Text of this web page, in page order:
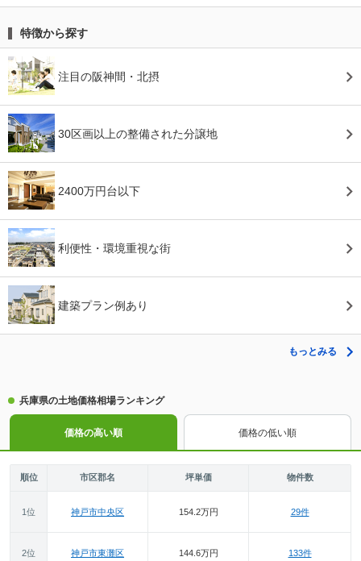
特徴から探す
注目の阪神間・北摂
30区画以上の整備された分譲地
2400万円台以下
利便性・環境重視な街
建築プラン例あり
もっとみる
兵庫県の土地価格相場ランキング
価格の高い順 価格の低い順
順位 市区郡名 坪単価 物件数
1位 神戸市中央区 154.2万円 29件
2位 神戸市東灘区 144.6万円 133件